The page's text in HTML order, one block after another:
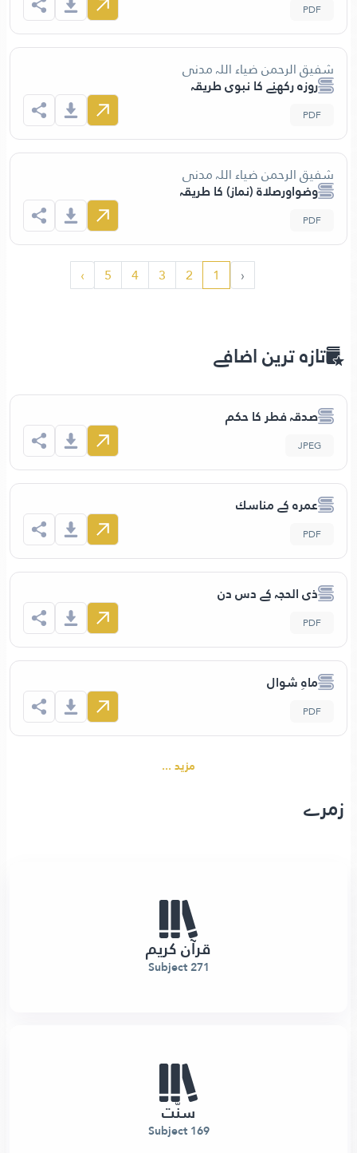
PDF
شفیق الرحمن ضیاء اللہ مدنی
روزہ رکھنے کا نبوی طریقہ
PDF
شفیق الرحمن ضیاء اللہ مدنی
وضواورصلاۃ (نماز) کا طریقہ
PDF
‹
1
2
3
4
5
›
تازہ ترین اضافے
صدقہ فطر کا حکم
JPEG
عمره کے مناسك
PDF
ذی الحجہ کے دس دن
PDF
ماہِ شوال
PDF
مزید ...
زمرے
قرآن کریم
271 Subject
سنّت
169 Subject